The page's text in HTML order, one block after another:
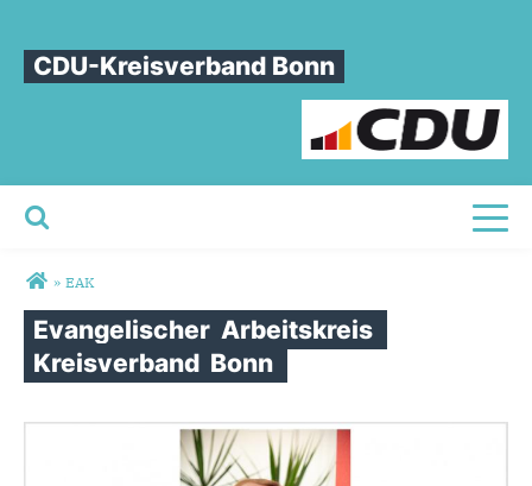
CDU-Kreisverband Bonn
Sie sind hier
» EAK
Evangelischer Arbeitskreis
Kreisverband Bonn